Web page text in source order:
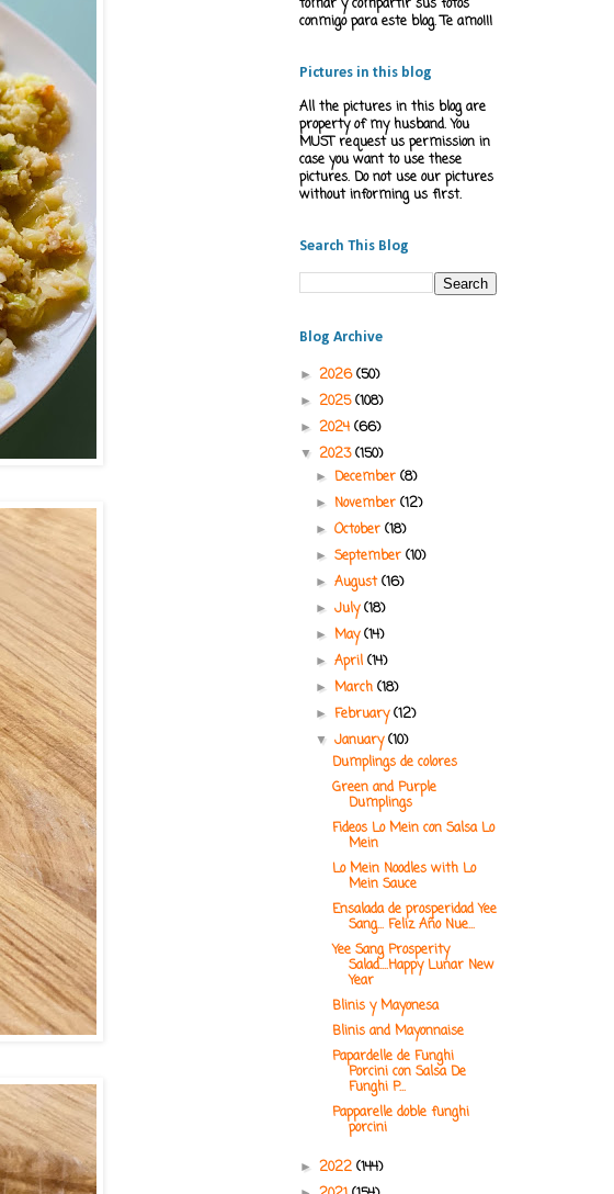
tomar y compartir sus fotos
conmigo para este blog. Te amo!!!
Pictures in this blog
All the pictures in this blog are
property of my husband. You
MUST request us permission in
case you want to use these
pictures. Do not use our pictures
without informing us first.
Search This Blog
Blog Archive
► 2026(50)
► 2025(108)
► 2024 (66)
▼ 2023(150)
► December(8)
►November(12)
►October(18)
►September(10)
►August(16)
►July(18)
►May(14)
►April(14)
►March(18)
►February(12)
▼January(10)
Dumplings de colores
Green and Purple
Dumplings
Fideos Lo Mein con Salsa Lo
Mein
Lo Mein Noodles with Lo
Mein Sauce
Ensalada de prosperidad Yee
Sang... Feliz Año Nue...
Yee Sang Prosperity
Salad....Happy Lunar New
Year
Blinis y Mayonesa
Blinis and Mayonnaise
Papardelle de Funghi
Porcini con Salsa De
Funghi P...
Papparelle doble funghi
porcini
► 2022 (144)